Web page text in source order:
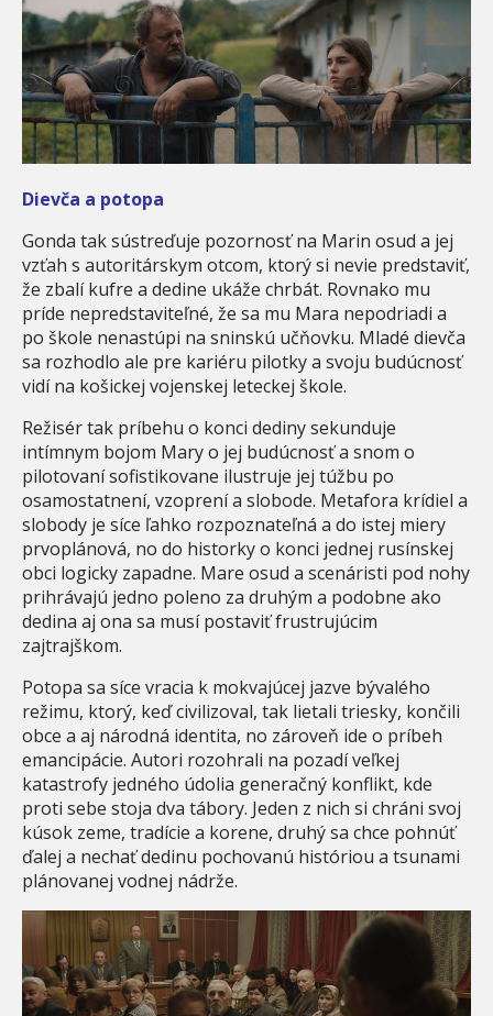
Dievča a potopa
Gonda tak sústreďuje pozornosť na Marin osud a jej
vzťah s autoritárskym otcom, ktorý si nevie predstaviť,
že zbalí kufre a dedine ukáže chrbát. Rovnako mu
príde nepredstaviteľné, že sa mu Mara nepodriadi a
po škole nenastúpi na sninskú učňovku. Mladé dievča
sa rozhodlo ale pre kariéru pilotky a svoju budúcnosť
vidí na košickej vojenskej leteckej škole.
Režisér tak príbehu o konci dediny sekunduje
intímnym bojom Mary o jej budúcnosť a snom o
pilotovaní sofistikovane ilustruje jej túžbu po
osamostatnení, vzoprení a slobode. Metafora krídiel a
slobody je síce ľahko rozpoznateľná a do istej miery
prvoplánová, no do historky o konci jednej rusínskej
obci logicky zapadne. Mare osud a scenáristi pod nohy
prihrávajú jedno poleno za druhým a podobne ako
dedina aj ona sa musí postaviť frustrujúcim
zajtrajškom.
Potopa sa síce vracia k mokvajúcej jazve bývalého
režimu, ktorý, keď civilizoval, tak lietali triesky, končili
obce a aj národná identita, no zároveň ide o príbeh
emancipácie. Autori rozohrali na pozadí veľkej
katastrofy jedného údolia generačný konflikt, kde
proti sebe stoja dva tábory. Jeden z nich si chráni svoj
kúsok zeme, tradície a korene, druhý sa chce pohnúť
ďalej a nechať dedinu pochovanú históriou a tsunami
plánovanej vodnej nádrže.